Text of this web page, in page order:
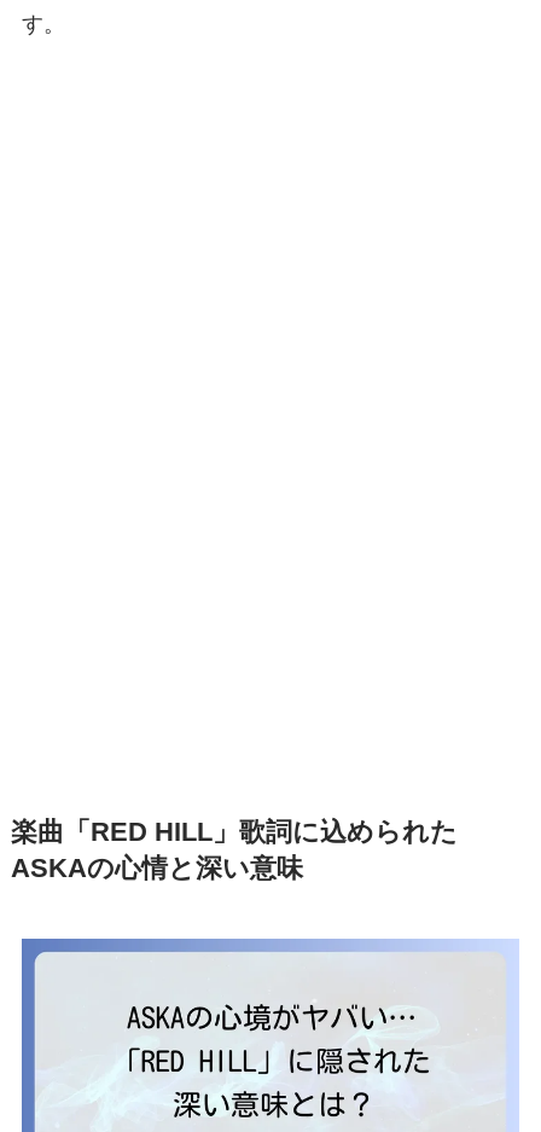
す。
楽曲「RED HILL」歌詞に込められた
ASKAの心情と深い意味